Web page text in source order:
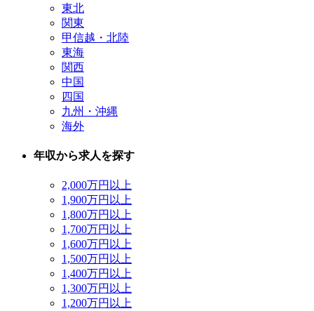
東北
関東
甲信越・北陸
東海
関西
中国
四国
九州・沖縄
海外
年収から求人を探す
2,000万円以上
1,900万円以上
1,800万円以上
1,700万円以上
1,600万円以上
1,500万円以上
1,400万円以上
1,300万円以上
1,200万円以上